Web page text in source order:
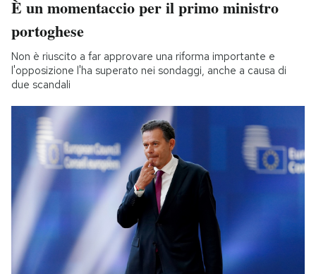
È un momentaccio per il primo ministro
portoghese
Non è riuscito a far approvare una riforma importante e
l'opposizione l'ha superato nei sondaggi, anche a causa di
due scandali